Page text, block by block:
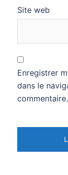
Site web
Enregistrer
dans le
commentaire.